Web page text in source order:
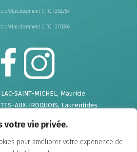
votre vie privée.
pour améliorer votre expérience de
d'établissement CITQ : 252254
d'établissement CITQ : 270896
SAINT-MICHEL, Mauricie
AUX-IROQUOIS, Laurentides
DU GOUFFRE, Charlevoix
SUR-MER, Charlevoix